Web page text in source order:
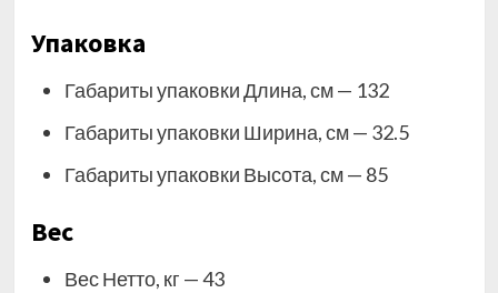
Упаковка
Габариты упаковки Длина, см — 132
Габариты упаковки Ширина, см — 32.5
Габариты упаковки Высота, см — 85
Вес
Вес Нетто, кг — 43